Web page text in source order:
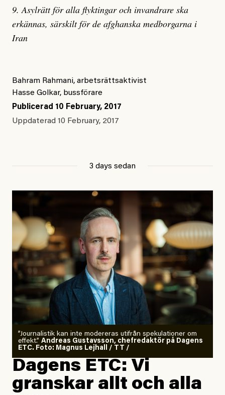
9. Asylrätt för alla flyktingar och invandrare ska
erkännas, särskilt för de afghanska medborgarna i
Iran
Bahram Rahmani, arbetsrättsaktivist
Hasse Golkar, bussförare
Publicerad 10 February, 2017
Uppdaterad 10 February, 2017
3 days sedan
”Journalistik kan inte modereras utifrån spekulationer om
effekt.” Andreas Gustavsson, chefredaktör på Dagens
ETC. Foto: Magnus Lejhall / TT /
Dagens ETC: Vi
granskar allt och alla